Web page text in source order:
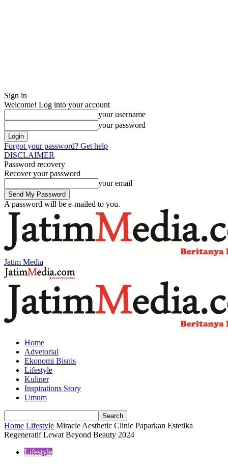
Sign in
Welcome! Log into your account
your username
your password
Forgot your password? Get help
DISCLAIMER
Password recovery
Recover your password
your email
A password will be e-mailed to you.
Jatim Media
Home
Advetorial
Ekonomi Bisnis
Lifestyle
Kuliner
Inspirations Story
Umum
Home Lifestyle Miracle Aesthetic Clinic Paparkan Estetika
Regeneratif Lewat Beyond Beauty 2024
Lifestyle